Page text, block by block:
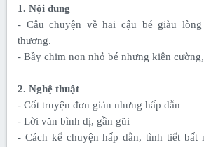
1. Nội dung
- Câu chuyện về hai cậu bé giàu
thương.
- Bầy chim non nhỏ bé nhưng kiên
2. Nghệ thuật
- Cốt truyện đơn giản nhưng hấp dẫn
- Lời văn bình dị, gần gũi
- Cách kể chuyện hấp dẫn, tình tiết bất